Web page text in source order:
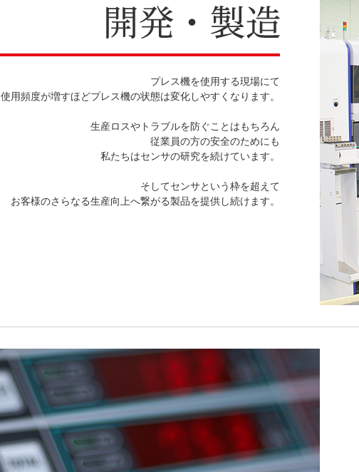
プレス機を使用する現場にて
使用頻度が増すほどプレス機の状態は変化しやすくなります。
生産ロスやトラブルを防ぐことはもちろん
従業員の方の安全のためにも
私たちはセンサの研究を続けています。
そしてセンサという枠を超えて
お客様のさらなる生産向上へ繋がる製品を提供し続けます。